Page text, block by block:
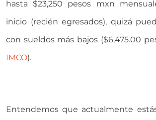
hasta $23,250 pesos mxn
inicio (recién egresados), quizá
con sueldos más bajos ($6,475.00
IMCO).
Entendemos que actualmente